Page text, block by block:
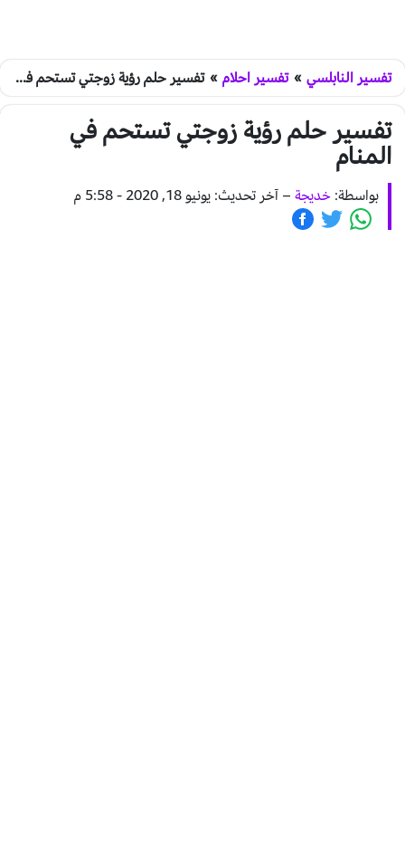
تفسير النابلسي » تفسير احلام » تفسير حلم رؤية زوجتي تستحم في المنام
تفسير حلم رؤية زوجتي تستحم في
المنام
بواسطة: خديجة – آخر تحديث: يونيو 18, 2020 - 5:58 م